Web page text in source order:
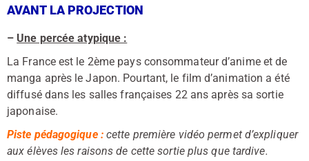
AVANT LA PROJECTION
– Une percée atypique :
La France est le 2ème pays consommateur d’anime et de
manga après le Japon. Pourtant, le film d’animation a été
diffusé dans les salles françaises 22 ans après sa sortie
japonaise.
Piste pédagogique :cette première vidéo permet d’expliquer
aux élèves les raisons de cette sortie plus que tardive.